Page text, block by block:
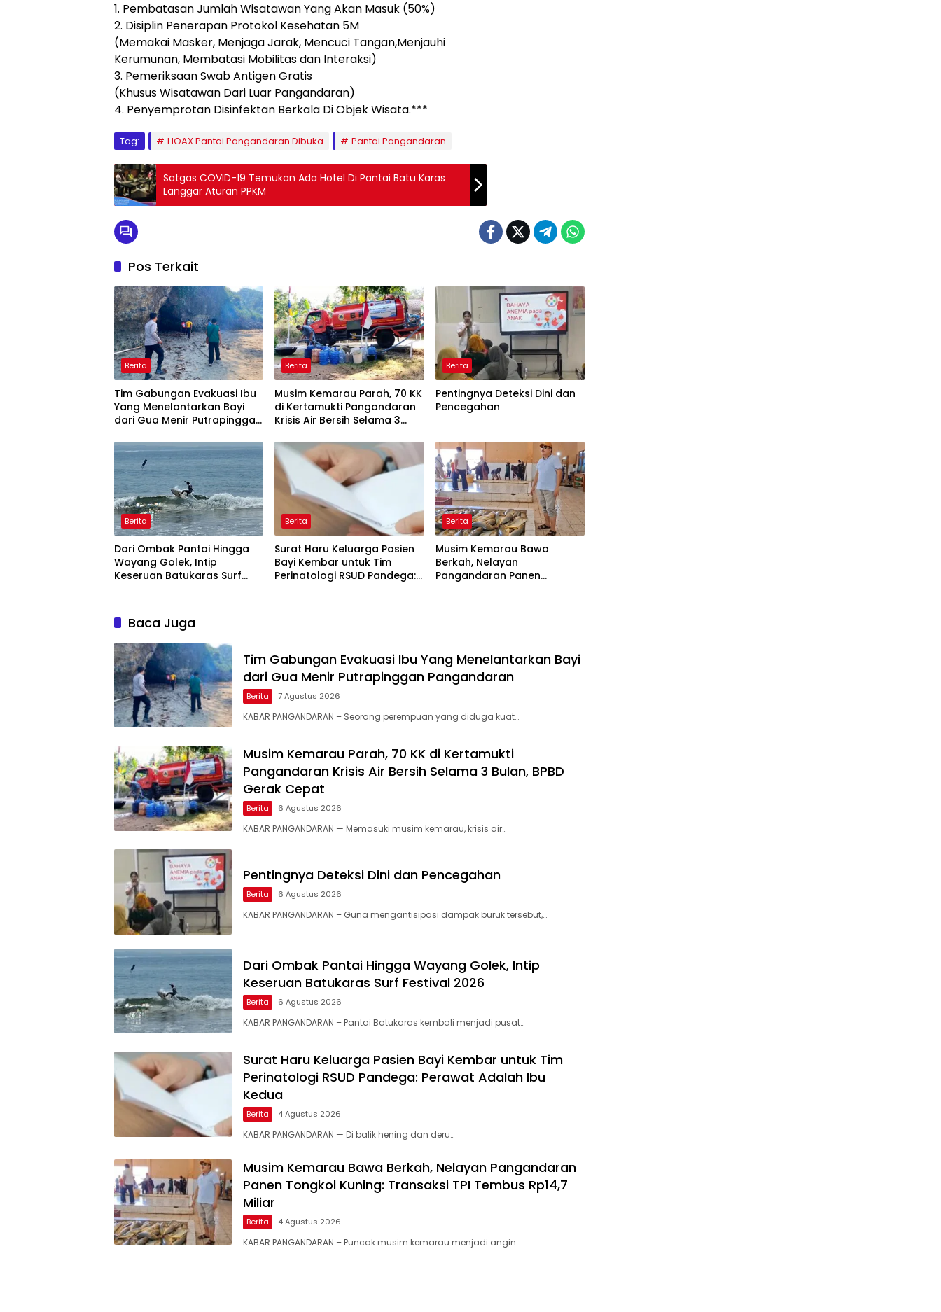
1. Pembatasan Jumlah Wisatawan Yang Akan Masuk (50%)
2. Disiplin Penerapan Protokol Kesehatan 5M
(Memakai Masker, Menjaga Jarak, Mencuci Tangan,Menjauhi
Kerumunan, Membatasi Mobilitas dan Interaksi)
3. Pemeriksaan Swab Antigen Gratis
(Khusus Wisatawan Dari Luar Pangandaran)
4. Penyemprotan Disinfektan Berkala Di Objek Wisata.***
Tag: HOAX Pantai Pangandaran Dibuka Pantai Pangandaran
Satgas COVID-19 Temukan Ada Hotel Di Pantai Batu Karas
Langgar Aturan PPKM
Pos Terkait
Berita
Tim Gabungan Evakuasi Ibu
Yang Menelantarkan Bayi
dari Gua Menir Putrapinggan
Berita
Musim Kemarau Parah, 70 KK
di Kertamukti Pangandaran
Krisis Air Bersih Selama 3
Berita
Pentingnya Deteksi Dini dan
Pencegahan
Berita
Dari Ombak Pantai Hingga
Wayang Golek, Intip
Keseruan Batukaras Surf
Berita
Surat Haru Keluarga Pasien
Bayi Kembar untuk Tim
Perinatologi RSUD Pandega:
Berita
Musim Kemarau Bawa
Berkah, Nelayan
Pangandaran Panen
Baca Juga
Tim Gabungan Evakuasi Ibu Yang Menelantarkan Bayi
dari Gua Menir Putrapinggan Pangandaran
Berita 7 Agustus 2026
KABAR PANGANDARAN – Seorang perempuan yang diduga kuat…
Musim Kemarau Parah, 70 KK di Kertamukti
Pangandaran Krisis Air Bersih Selama 3 Bulan, BPBD
Gerak Cepat
Berita 6 Agustus 2026
KABAR PANGANDARAN — Memasuki musim kemarau, krisis air…
Pentingnya Deteksi Dini dan Pencegahan
Berita 6 Agustus 2026
KABAR PANGANDARAN – ​Guna mengantisipasi dampak buruk tersebut,…
Dari Ombak Pantai Hingga Wayang Golek, Intip
Keseruan Batukaras Surf Festival 2026
Berita 6 Agustus 2026
KABAR PANGANDARAN – Pantai Batukaras kembali menjadi pusat…
Surat Haru Keluarga Pasien Bayi Kembar untuk Tim
Perinatologi RSUD Pandega: Perawat Adalah Ibu
Kedua
Berita 4 Agustus 2026
KABAR ​PANGANDARAN — Di balik hening dan deru…
Musim Kemarau Bawa Berkah, Nelayan Pangandaran
Panen Tongkol Kuning: Transaksi TPI Tembus Rp14,7
Miliar
Berita 4 Agustus 2026
KABAR PANGANDARAN – Puncak musim kemarau menjadi angin…